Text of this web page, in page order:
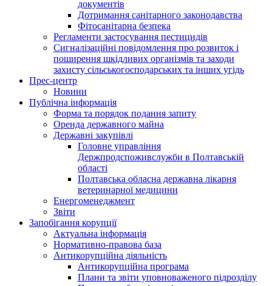
документів
Дотримання санітарного законодавства
Фітосанітарна безпека
Регламенти застосування пестицидів
Сигналізаційні повідомлення про розвиток і
поширення шкідливих організмів та заходи
захисту сільськогосподарських та інших угідь
Прес-центр
Новини
Публічна інформація
Форма та порядок подання запиту
Оренда державного майна
Державні закупівлі
Головне управління
Держпродспоживслужби в Полтавській
області
Полтавська обласна державна лікарня
ветеринарної медицини
Енергоменеджмент
Звіти
Запобігання корупції
Актуальна інформація
Нормативно-правова база
Антикорупційна діяльність
Антикорупційна програма
Плани та звіти уповноваженого підрозділу